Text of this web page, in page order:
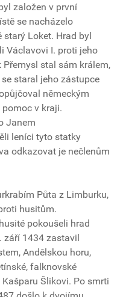
založen v první
se nacházelo
starý Loket. Hrad byl
Václavovi I. proti jeho
Přemysl stal sám králem,
staral jeho zástupce
německým
v kraji.
Janem
leníci tyto statky
odkazovat je nečlenům
Půta z Limburku,
husitům.
pokoušeli hrad
září 1434 zastavil
Andělskou horu,
falknovské
Šlikovi. Po smrti